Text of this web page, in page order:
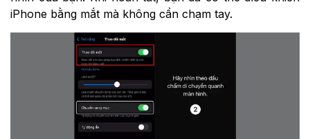
iPhone bằng mắt mà không cần chạm tay.